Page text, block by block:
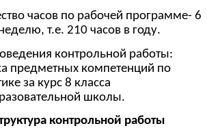
часов по рабочей программе- 6
т.е. 210 часов в году.
контрольной работы:
предметных компетенций по
за курс 8 класса
школы.
контрольной работы